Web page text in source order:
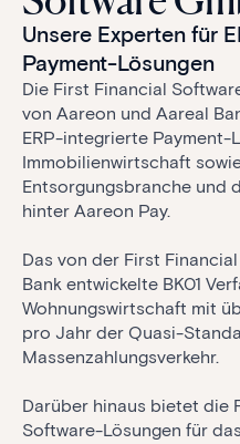
Unsere Experten für
Payment-Lösungen
Die First Financial
von Aareon und Aareal
ERP-integrierte Payment-
Immobilienwirtschaft
Entsorgungsbranche und
hinter Aareon Pay.
Das von der First
Bank entwickelte BK01
Wohnungswirtschaft mit
pro Jahr der Quasi-
Massenzahlungsverkehr.
Darüber hinaus bietet die
Software-Lösungen für